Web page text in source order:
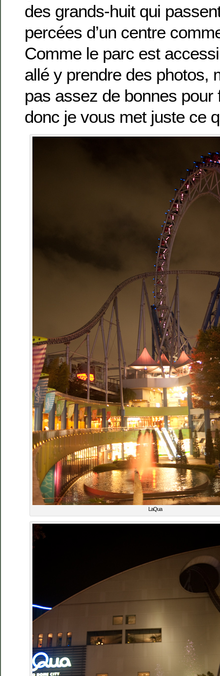
des grands-huit qui
percées d’un centre
Comme le parc est
allé y prendre des photos,
pas assez de bonnes pour
donc je vous met juste ce
LaQua